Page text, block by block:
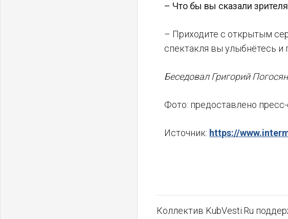
– Что бы вы сказали
– Приходите с открытым
спектакля вы улыбнётесь
Беседовал Григорий Погосян
Фото: предоставлено
Источник: https://
Коллектив KubVesti.Ru